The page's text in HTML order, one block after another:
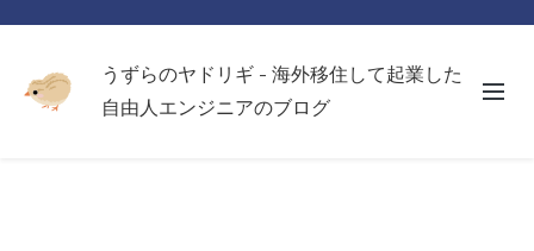
うずらのヤドリギ - 海外移住して起業した
自由人エンジニアのブログ